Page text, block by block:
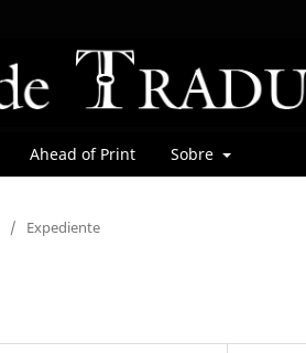
Ahead of Print Sobre
/ Expediente